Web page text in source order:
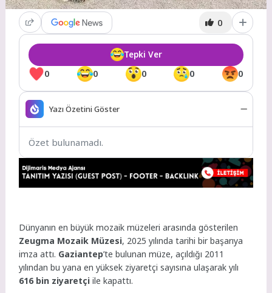
0
0 0 0 0 0
Tepki Ver
Yazı Özetini Göster
Özet bulunamadı.
Dünyanın en büyük mozaik müzeleri arasında gösterilen
Zeugma Mozaik Müzesi, 2025 yılında tarihi bir başarıya
imza attı. Gaziantep’te bulunan müze, açıldığı 2011
yılından bu yana en yüksek ziyaretçi sayısına ulaşarak yılı
616 bin ziyaretçi ile kapattı.